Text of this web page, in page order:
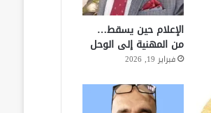
الإعلام حين يسقط…
من المهنية إلى الوحل
فبراير 19, 2026